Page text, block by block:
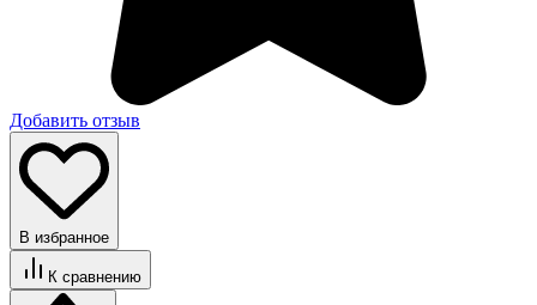
Добавить отзыв
В избранное
К сравнению